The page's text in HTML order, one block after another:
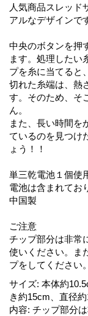
人気商品スレッド
アルなデザインで
中央のボタンを押
ます。処理したい
プを糸に当てると
切れた糸端は、熱
す。そのため、そ
ん。
また、長い時間を
ているのを見つけ
ょう！！
単三乾電池１個使
電池は含まれてお
中国製
ご注意
チップ部分は非常
使いください。ま
プをしてください
サイズ: 本体約
き約15cm、直径
内容: チップ部分